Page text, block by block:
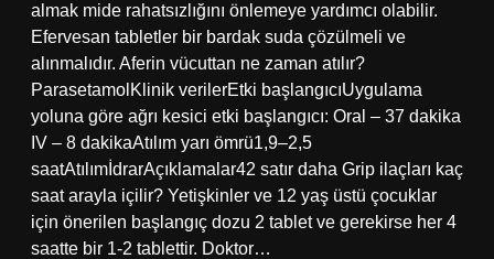
almak mide rahatsızlığını önlemeye yardımcı olabilir.
Efervesan tabletler bir bardak suda çözülmeli ve
alınmalıdır. Aferin vücuttan ne zaman atılır?
ParasetamolKlinik verilerEtki başlangıcıUygulama
yoluna göre ağrı kesici etki başlangıcı: Oral – 37 dakika
IV – 8 dakikaAtılım yarı ömrü1,9–2,5
saatAtılımİdrarAçıklamalar42 satır daha Grip ilaçları kaç
saat arayla içilir? Yetişkinler ve 12 yaş üstü çocuklar
için önerilen başlangıç ​​dozu 2 tablet ve gerekirse her 4
saatte bir 1-2 tablettir. Doktor…